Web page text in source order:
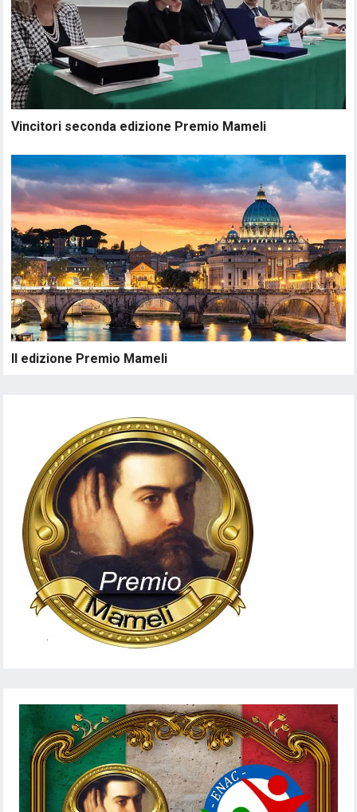
Vincitori seconda edizione Premio Mameli
II edizione Premio Mameli